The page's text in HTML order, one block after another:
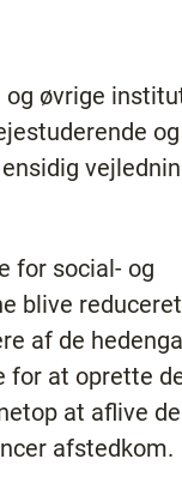
øvrige
og
for social- og
blive
af de
for at oprette
at aflive de
afstedkom.